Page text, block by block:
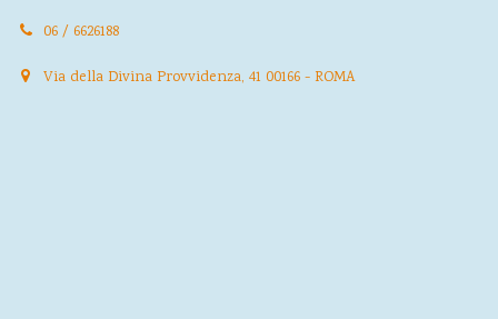
06 / 6626188
Via della Divina Provvidenza, 41 00166 - ROMA